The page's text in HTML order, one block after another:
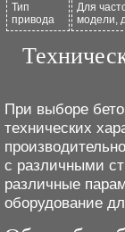
Тип
привода
Для
модели,
При выборе
технических
с различными
различные
оборудование